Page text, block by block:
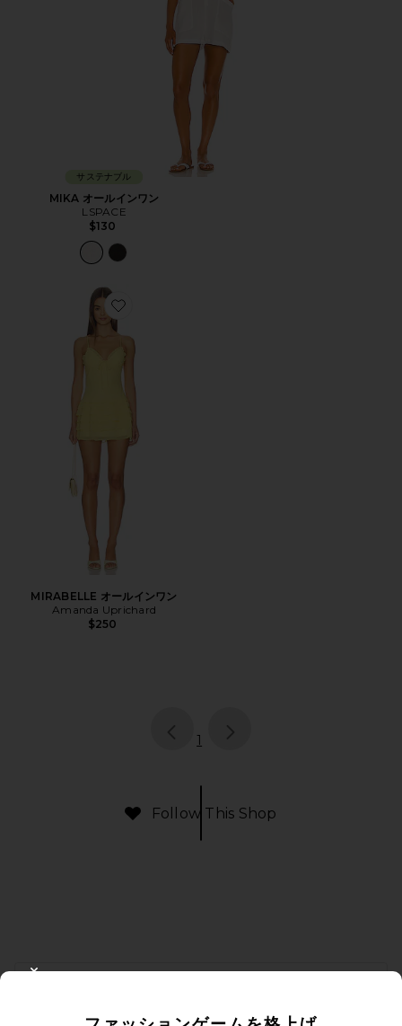
サステナブル
MIKA オールインワン
LSPACE
$130
Favorite MIRABELLE オールインワン
MIRABELLE オールインワン
Amanda Uprichard
$250
page
1
Follow This Shop
FOOTER